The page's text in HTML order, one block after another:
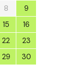
8
9
15
16
22
23
29
30